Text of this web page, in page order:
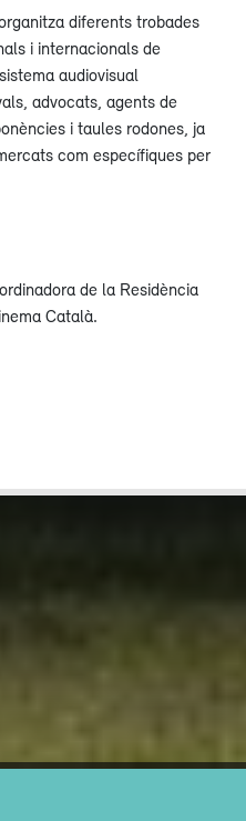
diferents trobades
i internacionals de
audiovisual
advocats, agents de
i taules rodones, ja
com específiques per
de la Residència
Català.